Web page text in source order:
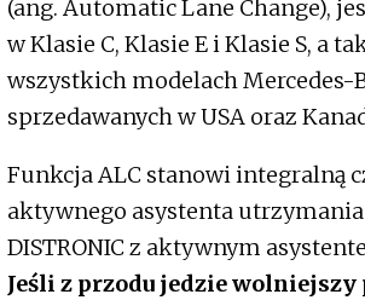
(ang. Automatic Lane Change),
w Klasie C, Klasie E i Klasie S, a
wszystkich modelach Mercedes-
sprzedawanych w USA oraz
Funkcja ALC stanowi integralną
aktywnego asystenta utrzymania
DISTRONIC z aktywnym
Jeśli z przodu jedzie wolniejszy